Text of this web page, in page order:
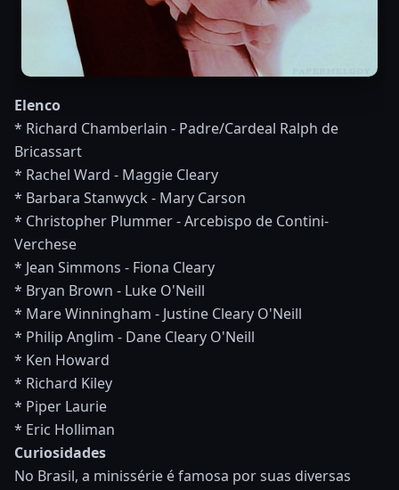
Elenco
* Richard Chamberlain - Padre/Cardeal Ralph de
Bricassart
* Rachel Ward - Maggie Cleary
* Barbara Stanwyck - Mary Carson
* Christopher Plummer - Arcebispo de Contini-
Verchese
* Jean Simmons - Fiona Cleary
* Bryan Brown - Luke O'Neill
* Mare Winningham - Justine Cleary O'Neill
* Philip Anglim - Dane Cleary O'Neill
* Ken Howard
* Richard Kiley
* Piper Laurie
* Eric Holliman
Curiosidades
No Brasil, a minissérie é famosa por suas diversas